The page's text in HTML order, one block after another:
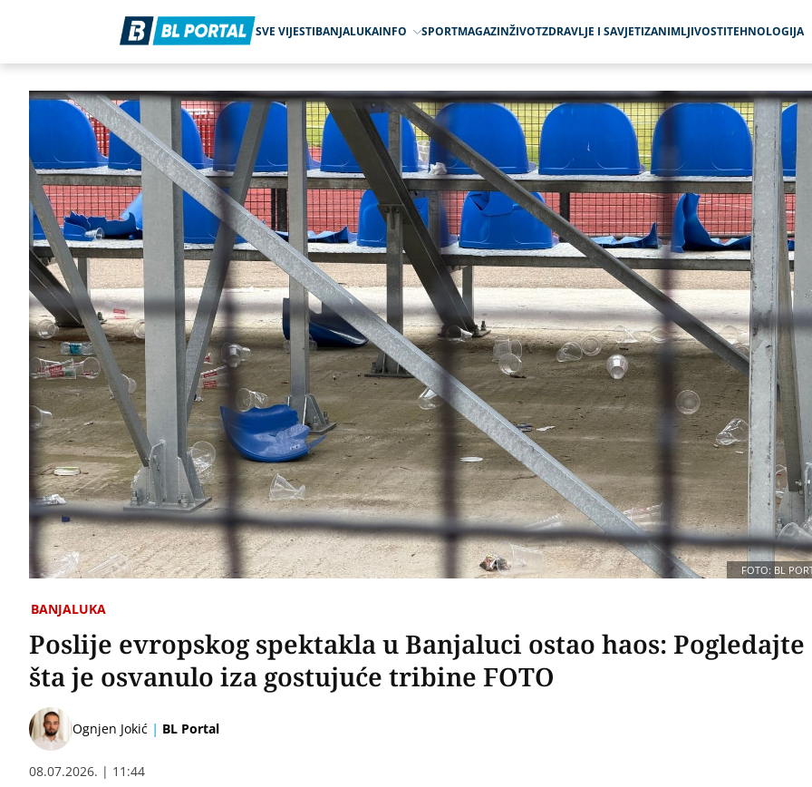
SVE VIJESTIBANJALUKAINFO SPORTMAGAZINŽIVOTZDRAVLJE I SAVJETIZANIMLJIVOSTITEHNOLOGIJA
FOTO: BL
BANJALUKA
Poslije evropskog spektakla u Banjaluci ostao haos: Pogledajte
šta je osvanulo iza gostujuće tribine FOTO
Ognjen Jokić | BL Portal
08.07.2026. | 11:44